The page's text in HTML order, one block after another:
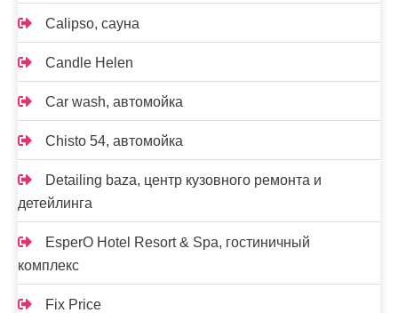
Calipso, сауна
Candle Helen
Car wash, автомойка
Chisto 54, автомойка
Detailing baza, центр кузовного ремонта и
детейлинга
EsperO Hotel Resort & Spa, гостиничный
комплекс
Fix Price